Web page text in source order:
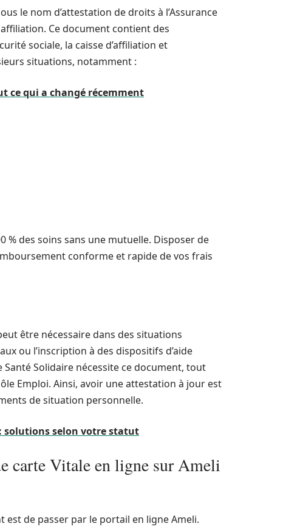
le nom d’attestation de droits à l’Assurance
Ce document contient des
sociale, la caisse d’affiliation et
situations, notamment :
ce qui a changé récemment
% des soins sans une mutuelle. Disposer de
conforme et rapide de vos frais
être nécessaire dans des situations
ou l’inscription à des dispositifs d’aide
Solidaire nécessite ce document, tout
Emploi. Ainsi, avoir une attestation à jour est
de situation personnelle.
solutions selon votre statut
carte Vitale en ligne sur Ameli
de passer par le portail en ligne Ameli.